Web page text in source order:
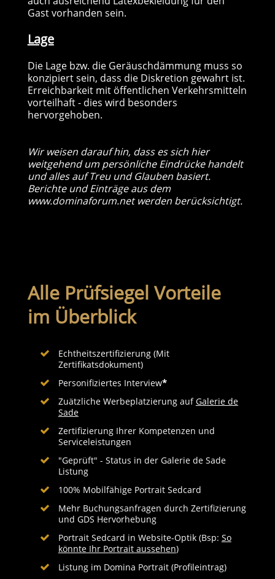
Gast vorhanden sein.
Lage
Die Lage bzw. die Geräuschdämmung muss so
konzipiert sein, dass die Diskretion gewahrt ist.
Erreichbarkeit mit öffentlichen Verkehrsmitteln
vorteilhaft - dies wird besonders
hervorgehoben.
Wir weisen darauf hin, dass es sich hier
weitgehend um persönliche Eindrücke handelt
und alles auf Treu und Glauben basiert.
Berichte und Einträge aus dem
www.dominaforum.netwerden berücksichtigt.
Alle Prüfsiegel Vorteile
im Überblick
Echtheitszertifizierung (Mit
Zertifikatsdokument)
Personifiziertes Interview*
Zuätzliche Werbeplatzierung aufGalerie de
Sade
Zertifizierung Ihrer Kompetenzen und
Serviceleistungen
"Geprüft" - Status in der Galerie de Sade
Listung
100% Mobilfähige Portrait Sedcard
Mehr Buchungsanfragen durch Zertifizierung
und GDS Hervorhebung
Portrait Sedcard in Website-Optik (Bsp: So
könnte Ihr Portrait aussehen)
Listung im Domina Portrait (Profileintrag)